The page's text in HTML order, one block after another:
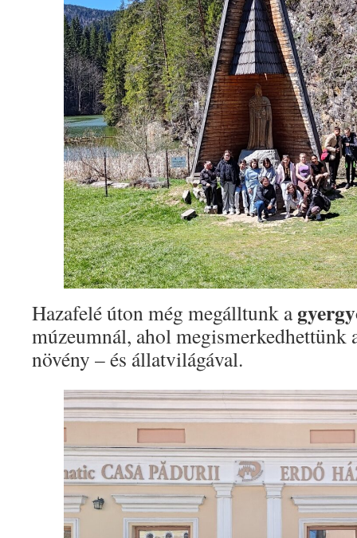
Hazafelé úton még megálltunk a
múzeumnál, ahol megismerkedhettünk
növény – és állatvilágával.